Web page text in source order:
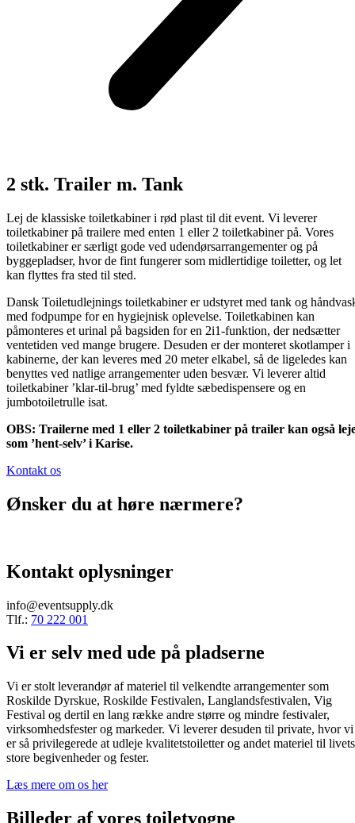
2 stk. Trailer m. Tank
Lej de klassiske toiletkabiner i rød plast til dit event. Vi leverer
toiletkabiner på trailere med enten 1 eller 2 toiletkabiner på. Vores
toiletkabiner er særligt gode ved udendørsarrangementer og på
byggepladser, hvor de fint fungerer som midlertidige toiletter, og let
kan flyttes fra sted til sted.
Dansk Toiletudlejnings toiletkabiner er udstyret med tank og
med fodpumpe for en hygiejnisk oplevelse. Toiletkabinen kan
påmonteres et urinal på bagsiden for en 2i1-funktion, der nedsætter
ventetiden ved mange brugere. Desuden er der monteret skotlamper i
kabinerne, der kan leveres med 20 meter elkabel, så de ligeledes kan
benyttes ved natlige arrangementer uden besvær. Vi leverer altid
toiletkabiner ’klar-til-brug’ med fyldte sæbedispensere og en
jumbotoiletrulle isat.
OBS: Trailerne med 1 eller 2 toiletkabiner på trailer kan også
som ’hent-selv’ i Karise.
Kontakt os
Ønsker du at høre nærmere?
Kontakt oplysninger
info@eventsupply.dk
Tlf.: 70 222 001
Vi er selv med ude på pladserne
Vi er stolt leverandør af materiel til velkendte arrangementer som
Roskilde Dyrskue, Roskilde Festivalen, Langlandsfestivalen, Vig
Festival og dertil en lang række andre større og mindre festivaler,
virksomhedsfester og markeder. Vi leverer desuden til private, hvor vi
er så privilegerede at udleje kvalitetstoiletter og andet materiel til livets
store begivenheder og fester.
Læs mere om os her
Billeder af vores toiletvogne